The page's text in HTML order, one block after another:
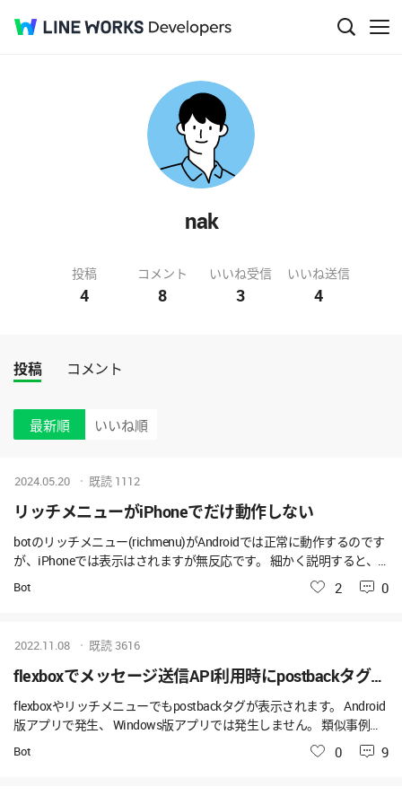
nak
投稿
4
コメント
8
いいね受信
3
いいね送信
4
投稿 コメント
最新順 いいね順
リッチメニューがiPhoneでだけ動作しない
botのリッチメニュー(richmenu)がAndroidでは正常に動作するのです
が、iPhoneでは表示はされますが無反応です。 細かく説明すると、
外部リンクは動作しますが、action.type:message が動作しません。
各種資料を見てもAndroidとiPhoneで異なるような設定は見当たらな
Bot
2024.05.20 既読 1112
いいね
2 0
flexboxでメッセージ送信API利用時にpostbackタグが表示されてしまう
flexboxやリッチメニューでもpostbackタグが表示されます。 Android
版アプリで発生、 Windows版アプリでは発生しません。 類似事例が
ありますが、 flexboxでは "escape": true では改善しません https://fo
rum.worksmobile.com/jp/posts/100390 メッセージ送信API利用時にp
Bot
2022.11.08 既読 3616
いいね
0 9